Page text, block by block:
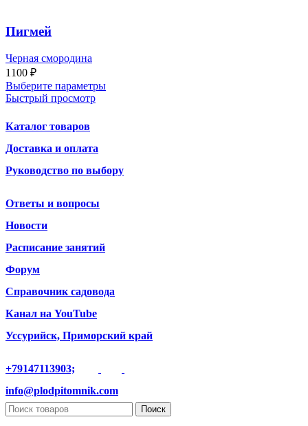
Пигмей
Черная смородина
1100 ₽
Выберите параметры
Быстрый просмотр
Каталог товаров
Доставка и оплата
Руководство по выбору
Ответы и вопросы
Новости
Расписание занятий
Форум
Справочник садовода
Канал на YouTube
Уссурийск, Приморский край
+79147113903;
info@plodpitomnik.com
Поиск